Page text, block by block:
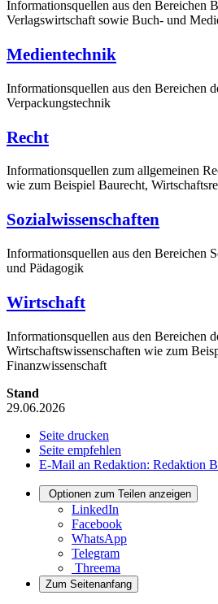
Informationsquellen aus den Bereichen
Verlagswirtschaft sowie Buch- und
Medientechnik
Informationsquellen aus den Bereichen
Verpackungstechnik
Recht
Informationsquellen zum allgemeinen
wie zum Beispiel Baurecht,
Sozialwissenschaften
Informationsquellen aus den Bereichen
und Pädagogik
Wirtschaft
Informationsquellen aus den Bereichen
Wirtschaftswissenschaften wie zum
Finanzwissenschaft
Stand
29.06.2026
Seite drucken
Seite empfehlen
E-Mail an Redaktion: Redaktion
Optionen zum Teilen anzeigen
LinkedIn
Facebook
WhatsApp
Telegram
Threema
Zum Seitenanfang